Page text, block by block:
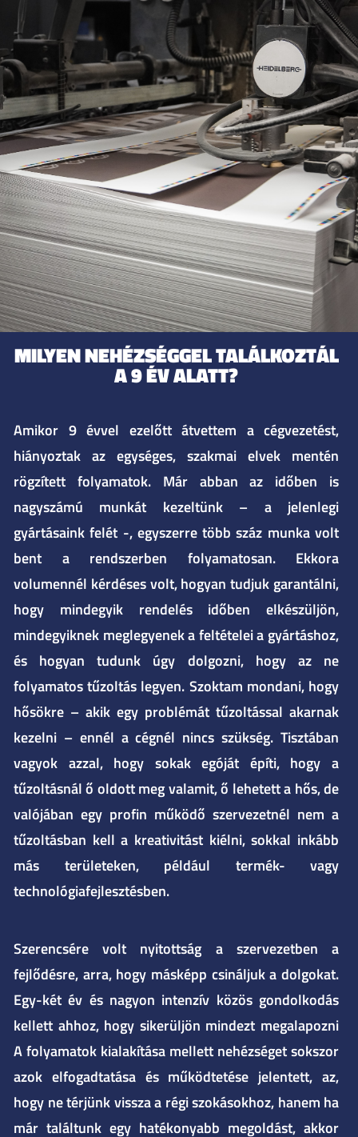
MILYEN NEHÉZSÉGGEL TALÁLKOZTÁL
A 9 ÉV ALATT?​
Amikor 9 évvel ezelőtt átvettem a cégvezetést,
hiányoztak az egységes, szakmai elvek mentén
rögzített folyamatok. Már abban az időben is
nagyszámú munkát kezeltünk – a jelenlegi
gyártásaink felét -, egyszerre több száz munka volt
bent a rendszerben folyamatosan. Ekkora
volumennél kérdéses volt, hogyan tudjuk garantálni,
hogy mindegyik rendelés időben elkészüljön,
mindegyiknek meglegyenek a feltételei a gyártáshoz,
és hogyan tudunk úgy dolgozni, hogy az ne
folyamatos tűzoltás legyen. Szoktam mondani, hogy
hősökre – akik egy problémát tűzoltással akarnak
kezelni – ennél a cégnél nincs szükség. Tisztában
vagyok azzal, hogy sokak egóját építi, hogy a
tűzoltásnál ő oldott meg valamit, ő lehetett a hős, de
valójában egy profin működő szervezetnél nem a
tűzoltásban kell a kreativitást kiélni, sokkal inkább
más területeken, például termék- vagy
technológiafejlesztésben.
Szerencsére volt nyitottság a szervezetben a
fejlődésre, arra, hogy másképp csináljuk a dolgokat.
Egy-két év és nagyon intenzív közös gondolkodás
kellett ahhoz, hogy sikerüljön mindezt megalapozni
A folyamatok kialakítása mellett nehézséget sokszor
azok elfogadtatása és működtetése jelentett, az,
hogy ne térjünk vissza a régi szokásokhoz, hanem ha
már találtunk egy hatékonyabb megoldást, akkor